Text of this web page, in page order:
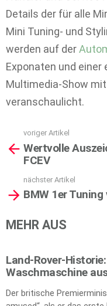
Details der für alle
Mini Tuning- und
werden auf der
Exponaten und einer
Multimedia-Show
veranschaulicht.
more
voriger Artikel
Wertvolle
FCEV
nächster Artikel
BMW 1er
MEHR AUS
Land-Rover-
Waschmaschine
Der britische